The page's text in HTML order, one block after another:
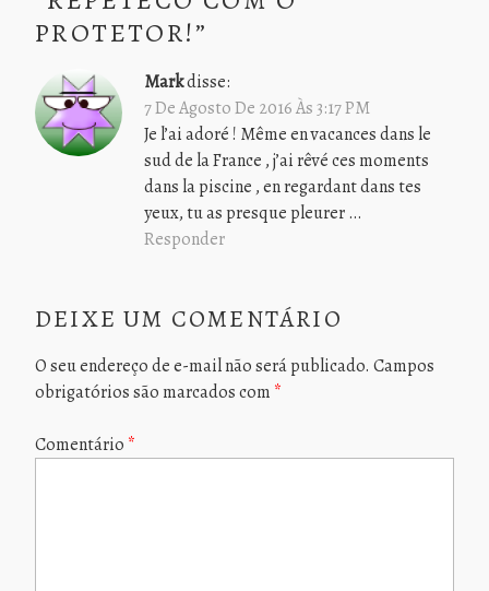
PROTETOR!”
Markdisse:
7 De Agosto De 2016 Às 3:17 PM
Je l’ai adoré ! Même en vacances dans le
sud de la France , j’ai rêvé ces moments
dans la piscine , en regardant dans tes
yeux, tu as presque pleurer …
Responder
DEIXE UM COMENTÁRIO
O seu endereço de e-mail não será publicado. Campos
obrigatórios são marcados com *
Comentário *